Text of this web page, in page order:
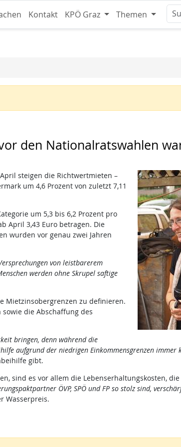
Kontakt KPÖ Graz Themen
den Nationalratswahlen
steigen die Richtwertmieten –
um 4,6 Prozent von zuletzt 7,11
um 5,3 bis 6,2 Prozent pro
April 3,43 Euro betragen. Die
wurden vor genau zwei Jahren
von leistbarerem
werden ohne Skrupel saftige
Mietzinsobergrenzen zu definieren.
die Abschaffung des
bringen, denn während die
aufgrund der niedrigen Einkommensgrenzen immer
gibt.
sind es vor allem die Lebenserhaltungskosten,
ÖVP, SPÖ und FP so stolz sind,
Wasserpreis.